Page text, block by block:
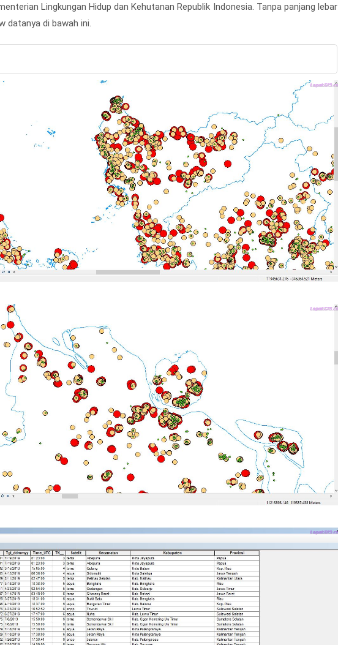
Lingkungan Hidup dan Kehutanan Republik Indonesia. Tanpa panjang lebar
datanya di bawah ini.